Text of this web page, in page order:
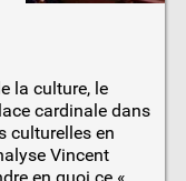
la culture, le
cardinale dans
culturelles en
Vincent